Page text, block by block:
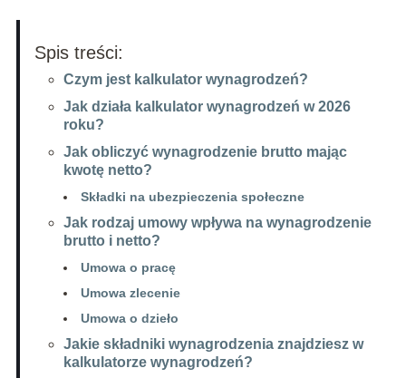
Spis treści:
Czym jest kalkulator wynagrodzeń?
Jak działa kalkulator wynagrodzeń w 2026
roku?
Jak obliczyć wynagrodzenie brutto mając
kwotę netto?
Składki na ubezpieczenia społeczne
Jak rodzaj umowy wpływa na wynagrodzenie
brutto i netto?
Umowa o pracę
Umowa zlecenie
Umowa o dzieło
Jakie składniki wynagrodzenia znajdziesz w
kalkulatorze wynagrodzeń?